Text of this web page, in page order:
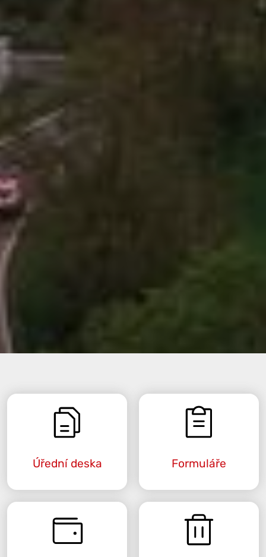
Úřední deska Formuláře